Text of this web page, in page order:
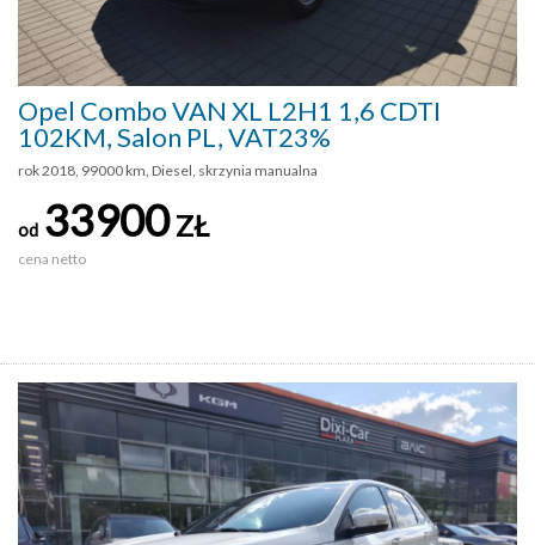
Opel Combo VAN XL L2H1 1,6 CDTI
102KM, Salon PL, VAT23%
rok 2018, 99000 km, Diesel, skrzynia manualna
od 33900ZŁ
cena netto